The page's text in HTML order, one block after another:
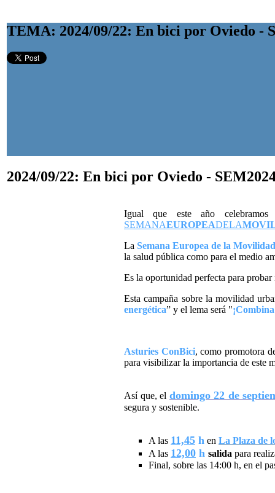
TEMA: 2024/09/22: En bici por Oviedo -
2024/09/22: En bici por Oviedo -
Igual que este año
SEMANAEUROPEADELA
LaSemana Europea de la
la salud pública como para el medio
Es la oportunidad perfecta para
Esta campaña sobre la movilidad
energética” y el lema será "
Asturies ConBici, como promotora
para visibilizar la importancia de este
Así que, el domingo 22 de
segura y sostenible.
A las 11,45 h en La Plaza de
A las 12,00 h salida para
Final, sobre las 14:00 h, en el